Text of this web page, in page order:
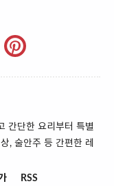
간단한 요리부터 특별
, 술안주 등 간편한 레
RSS